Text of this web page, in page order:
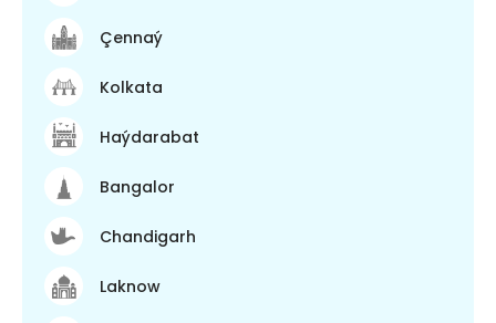
Çennaý
Kolkata
Haýdarabat
Bangalor
Chandigarh
Laknow